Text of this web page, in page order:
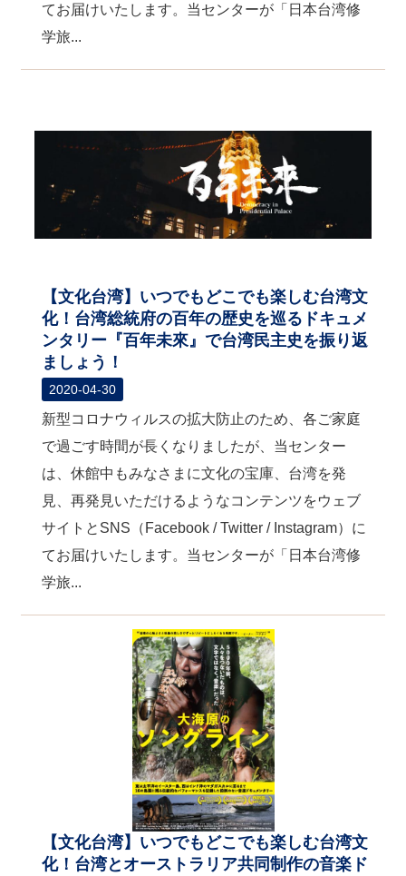
てお届けいたします。当センターが「日本台湾修
学旅...
【文化台湾】いつでもどこでも楽しむ台湾文
化！台湾総統府の百年の歴史を巡るドキュメ
ンタリー『百年未來』で台湾民主史を振り返
ましょう！
2020-04-30
新型コロナウィルスの拡大防止のため、各ご家庭
で過ごす時間が長くなりましたが、当センター
は、休館中もみなさまに文化の宝庫、台湾を発
見、再発見いただけるようなコンテンツをウェブ
サイトとSNS（Facebook / Twitter / Instagram）に
てお届けいたします。当センターが「日本台湾修
学旅...
【文化台湾】いつでもどこでも楽しむ台湾文
化！台湾とオーストラリア共同制作の音楽ド